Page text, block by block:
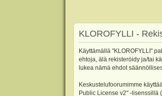
KLOROFYLLI -
Käyttämällä "KLOROFYLLI"
ehtoja, älä rekisteröidy ja/tai
lukea nämä ehdot
Keskustelufoorumimme
Public License v2" -lisenssillä